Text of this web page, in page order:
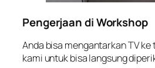
Pengerjaan di Workshop
Anda bisa mengantarkan TV
kami untuk bisa langsung